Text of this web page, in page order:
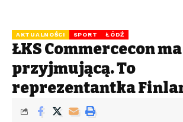
AKTUALNOŚCI SPORT ŁÓDŹ
ŁKS Commercecon
przyjmującą. To
reprezentantka